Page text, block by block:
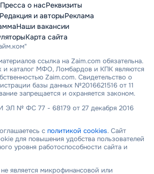
Пресса о насРеквизиты
Редакция и авторыРеклама
Наши вакансии
Карта сайта
ссылка на Zaim.com обязательна.
и каталог МФО, Ломбардов и КПК являются
Zaim.com. Свидетельство о
базы данных №2016621516 от 11
запрещается и охраняется законом.
ЭЛ № ФС 77 - 68179 от 27 декабря 2016
с политикой cookies. Сайт
для повышения удобства пользователей
уровня работоспособности сайта и
является микрофинансовой или